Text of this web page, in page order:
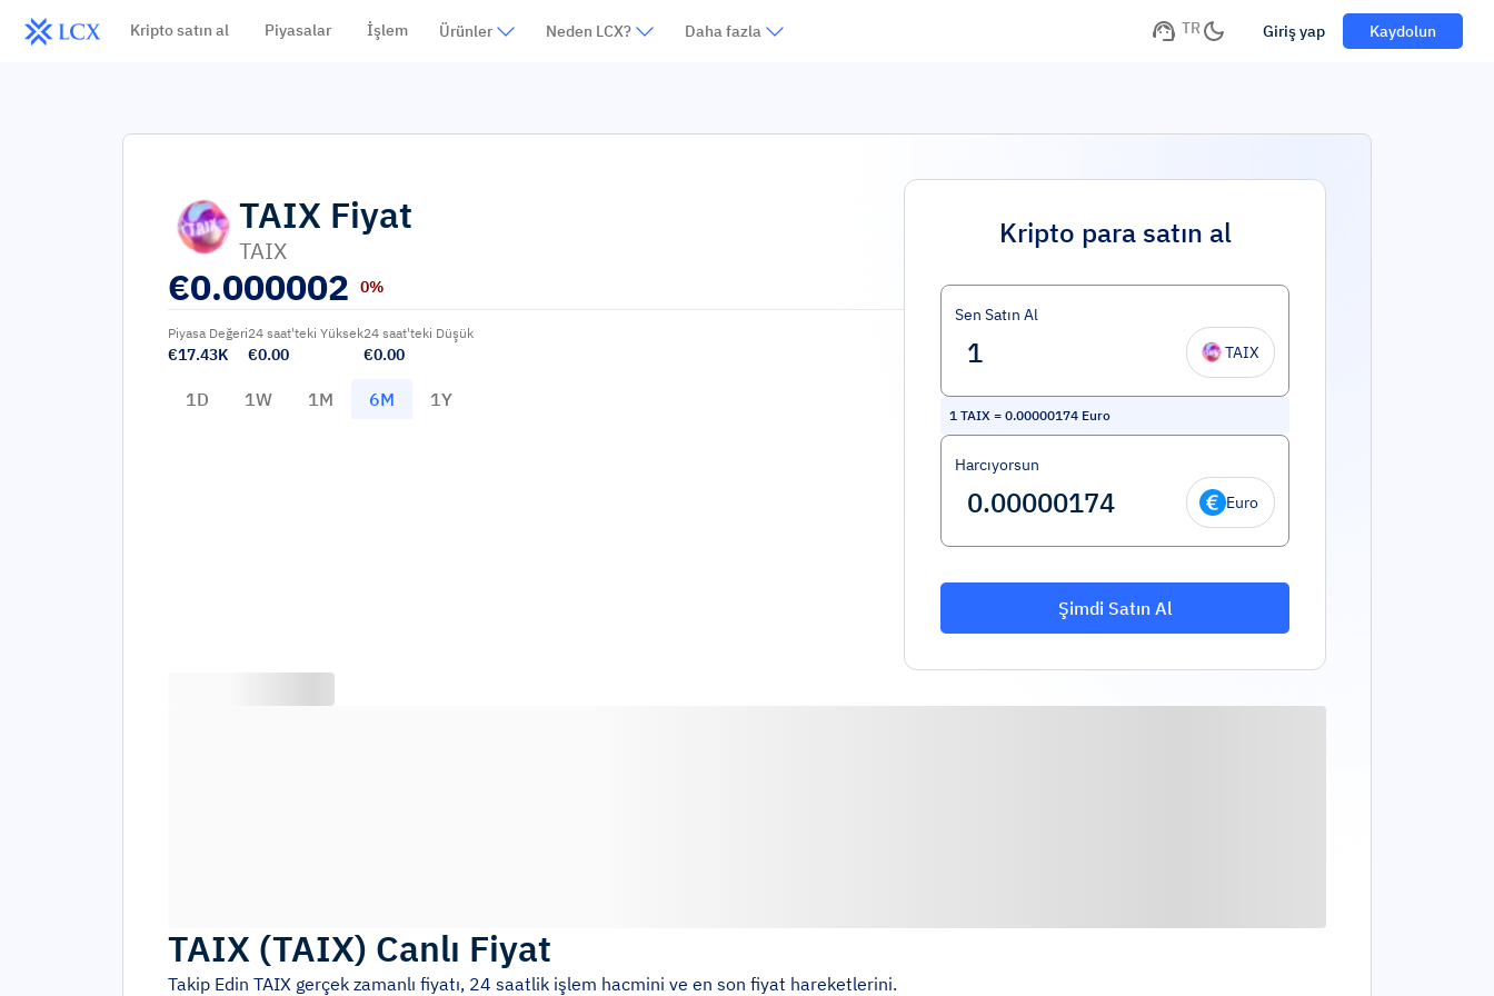
Kripto satın al Piyasalar İşlem Ürünler Neden LCX? Daha fazla TR Giriş yap Kaydolun
TAIX Fiyat
TAIX
€0.000002 0%
Piyasa Değeri
€17.43K
24 saat'teki Yüksek
€0.00
24 saat'teki Düşük
€0.00
1D 1W 1M 6M 1Y
Kripto para satın al
Sen Satın Al
TAIX
1 TAIX = 0.00000174 Euro
Harcıyorsun
Euro
Şimdi Satın Al
TAIX (TAIX) Canlı Fiyat
Takip Edin TAIX gerçek zamanlı fiyatı, 24 saatlik işlem hacmini ve en son fiyat hareketlerini.